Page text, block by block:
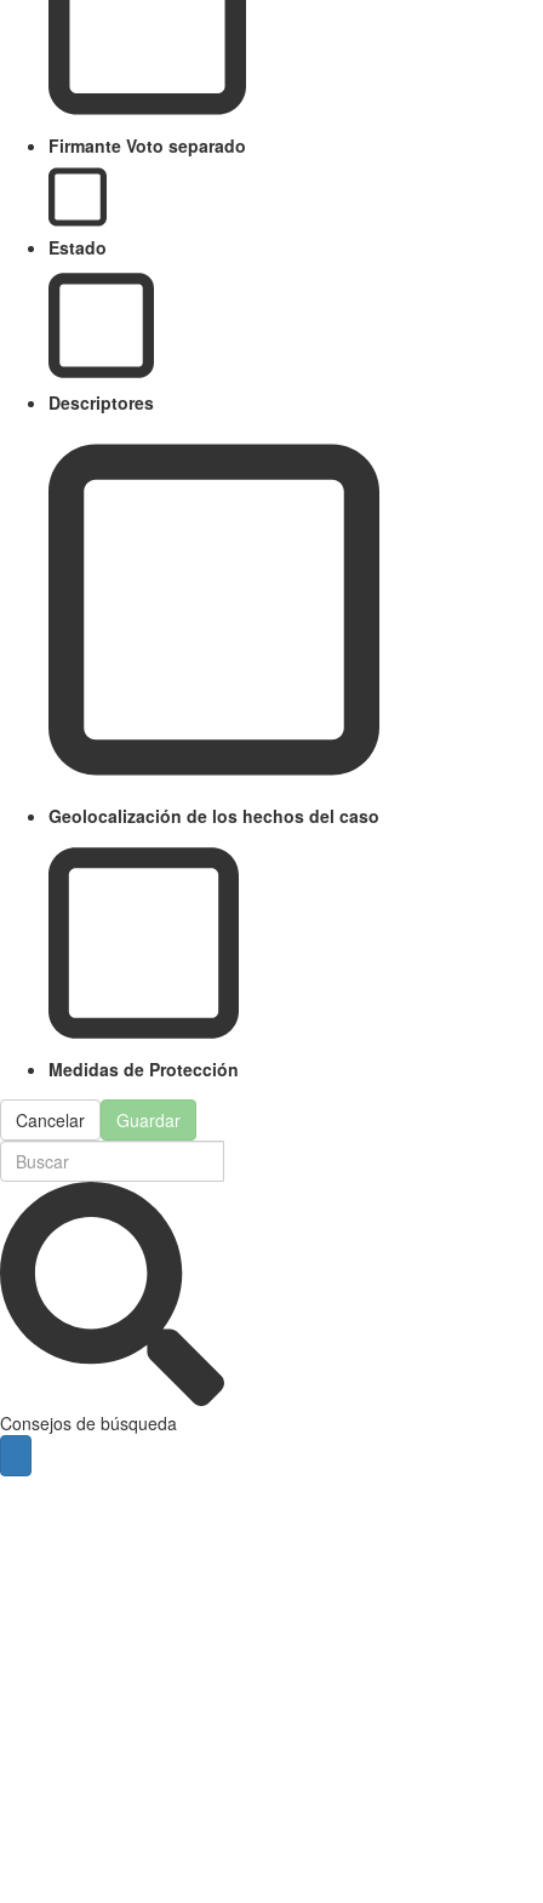
Firmante Voto separado
Estado
Descriptores
Geolocalización de los hechos del caso
Medidas de Protección
Cancelar Guardar
Consejos de búsqueda